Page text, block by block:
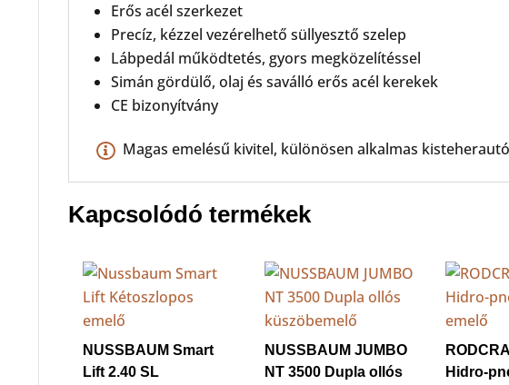
Erős acél szerkezet
Precíz, kézzel vezérelhető süllyesztő szelep
Lábpedál működtetés, gyors megközelítéssel
Simán gördülő, olaj és saválló erős acél kerekek
CE bizonyítvány
Magas emelésű kivitel, különösen alkalmas
Kapcsolódó termékek
NUSSBAUM Smart
Lift 2.40 SL
NUSSBAUM JUMBO
NT 3500 Dupla ollós
Hidro-